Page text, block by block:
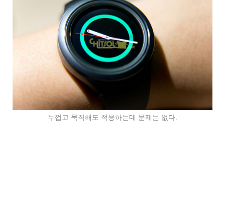
두껍고 묵직해도 적응하는데 문제는 없다.